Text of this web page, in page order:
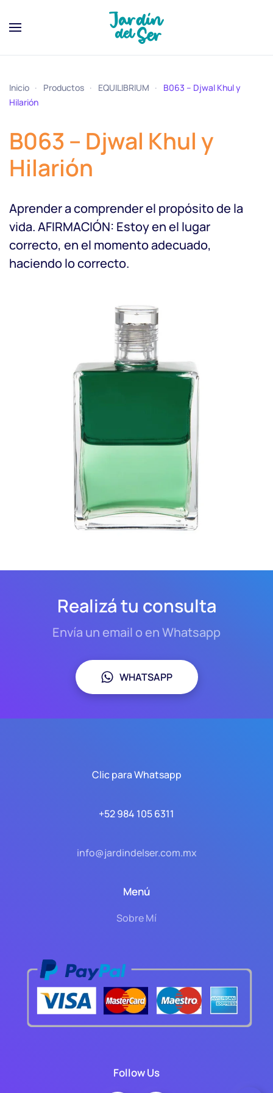
Inicio Productos EQUILIBRIUM
B063 – Djwal Khul y
Hilarión
B063 – Djwal Khul y
Hilarión
Aprender a comprender el propósito de la
vida. AFIRMACIÓN: Estoy en el lugar
correcto, en el momento adecuado,
haciendo lo correcto.
Realizá tu consulta
Envía un email o en Whatsapp
WHATSAPP
Clic para Whatsapp
+52 984 105 6311
info@jardindelser.com.mx
Menú
Sobre Mí
Follow Us